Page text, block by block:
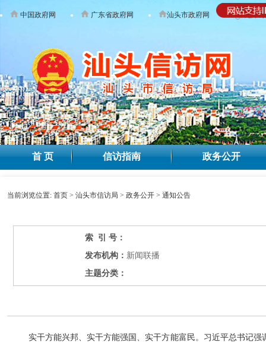
中国政府网 广东省政府网 汕头市政府网 无障
首 页 信访指南 政务公开
当前浏览位置: 首页 > 汕头市信访局 > 政务公开 > 通知公告
索 引 号：
发布机构： 新闻联播
主题分类：
实干方能兴邦、实干方能强国、实干方能富民。习近平总书记